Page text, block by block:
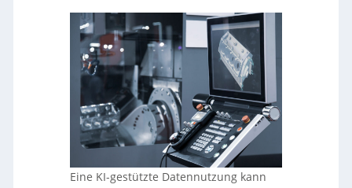
Eine KI-gestützte Datennutzung kann